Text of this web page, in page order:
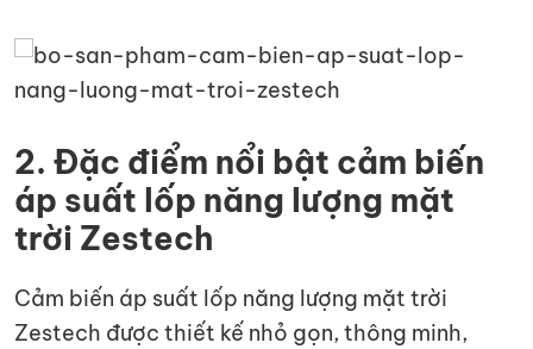
2. Đặc điểm nổi bật cảm biến
áp suất lốp năng lượng mặt
trời Zestech
Cảm biến áp suất lốp năng lượng mặt trời
Zestech được thiết kế nhỏ gọn, thông minh,